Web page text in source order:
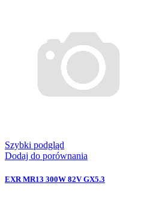
Szybki podgląd
Dodaj do porównania
EXR MR13 300W 82V GX5.3